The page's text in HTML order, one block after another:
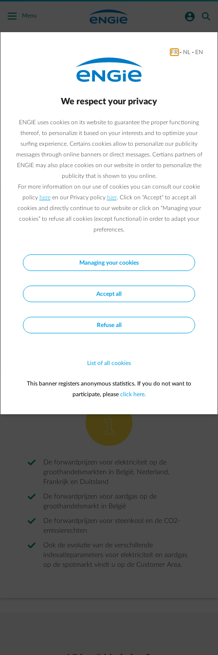
Skip to main content
Menu normal-account-circle search
ENGIE Business - Customer Area
Volg de energieprijzen op de voet en grijp de opportuniteiten op de
markt
Video (4/5) – Energiemarkt
De korte videolegt uit hoe u nooit een kans mist dankzij de
target alerts in derubriek energiemarkt
element-info
De forwardprijzen voor elektriciteit op de
groothandelsmarkten in België, Nederland,
Frankrijk en Duitsland
De forwardprijzen voor aardgas op de
groothandelsmarkt in België
De forwardprijzen voor steenkool en de CO2-
emissierechten
Ook de evolutie van de verschillende
indexatieparameters voor elektriciteit en aardgas
op de spotmarkt vindt u op de Customer Area.
FR - NL - EN
We respect your privacy
ENGIE uses cookies on its website to guarantee the proper functioning
thereof, to personalize it based on your interests and to optimize your
surfing experience. Certains cookies allow to personalize our publicity
messages through online banners or direct messages. Certians partners of
ENGIE may also place cookies on our website in order to personalize the
publicity that is shown to you online.
For more information on our use of cookies you can consult our cookie
policy hereen our Privacy policy hier. Click on "Accept" to accept all
cookies and directly continue to our website or click on “Managing your
cookies” to refuse all cookies (except functional) in order to adapt your
preferences.
Managing your cookies
Accept all
Refuse all
List of all cookies
This banner registers anonymous statistics. If you do not want to
participate, please click here.